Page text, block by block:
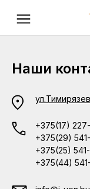
Наши
+375(17)
+375(29)
+375(25)
+375(44)